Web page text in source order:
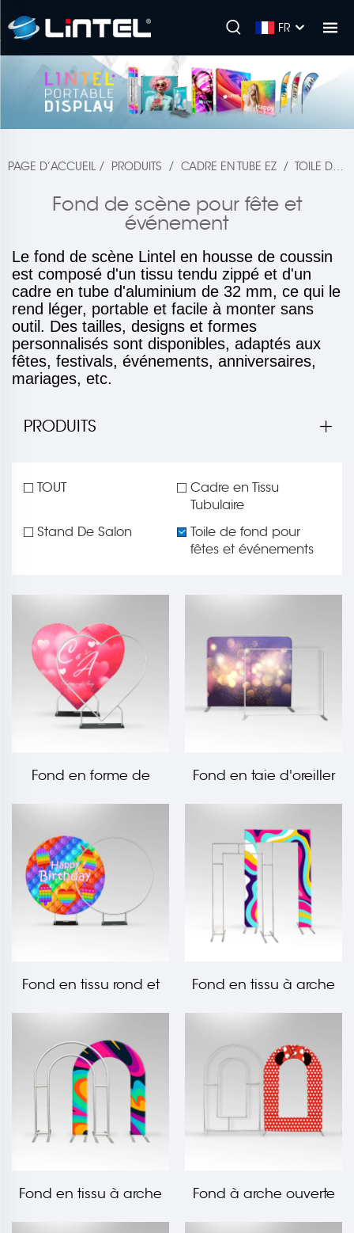
FR
PAGE D’ACCUEIL / PRODUITS / CADRE EN TUBE EZ / TOILE DE FOND POUR FÊTES ET ÉVÉNEMENTS
Fond de scène pour fête et
événement
Le fond de scène Lintel en housse de coussin
est composé d'un tissu tendu zippé et d'un
cadre en tube d'aluminium de 32 mm, ce qui le
rend léger, portable et facile à monter sans
outil. Des tailles, designs et formes
personnalisés sont disponibles, adaptés aux
fêtes, festivals, événements, anniversaires,
mariages, etc.
PRODUITS
TOUT
Cadre en Tissu
Tubulaire
Stand De Salon
Toile de fond pour
fêtes et événements
Fond en forme de
cœur en tissu LT-PS015
Fond en taie d'oreiller
pour fête LT-PS001
Fond en tissu rond et
cylindre pilier LT-PS006
Fond en tissu à arche
ouverte LT-PS013
Fond en tissu à arche
ouverte LT-PS012
Fond à arche ouverte
en tissu LT-PS011